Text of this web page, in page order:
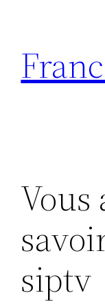
contenu
Vous
siptv